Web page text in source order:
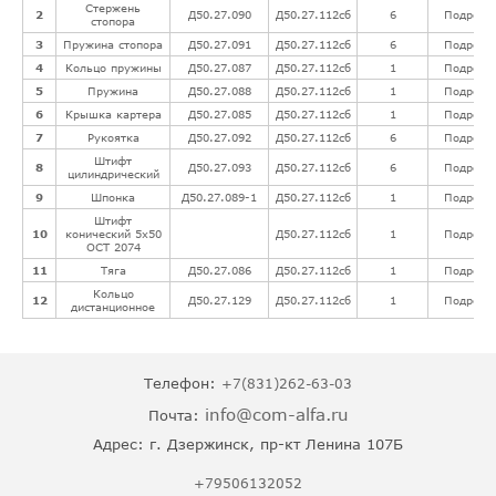
2
Стержень
стопора
Д50.27.090 Д50.27.112сб 6
3 Пружина стопора Д50.27.091 Д50.27.112сб 6
4
Кольцо пружины Д50.27.087 Д50.27.112сб 1
5
Пружина Д50.27.088 Д50.27.112сб 1
6
Крышка картера Д50.27.085 Д50.27.112сб 1
7
Рукоятка Д50.27.092 Д50.27.112сб 6
8
Штифт
цилиндрический
Д50.27.093 Д50.27.112сб 6
9 Шпонка Д50.27.089-1 Д50.27.112сб 1
10
Штифт
конический 5х50
ОСТ 2074
Д50.27.112сб 1
11 Тяга Д50.27.086 Д50.27.112сб 1
12
Кольцо
дистанционное
Д50.27.129 Д50.27.112сб 1
Телефон: +7(831)262-63-03
Почта: info@com-alfa.ru
Адрес: г. Дзержинск, пр-кт Ленина 107Б
+79506132052